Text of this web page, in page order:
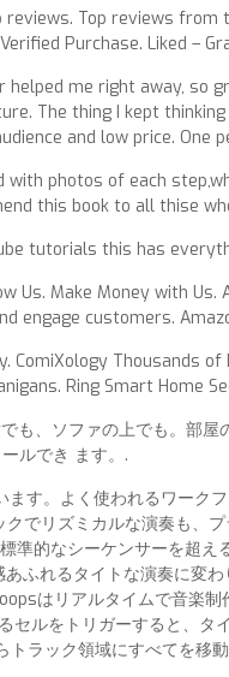
Top reviews
Purchase. Liked –
me right away,
The thing I kept
and low price. One
photos of each
this book to all thise
tutorials this has
Make Money with Us.
engage customers.
Thousands
Ring Smart Home
、ソファの上でも。部屋
ールでき ます。.
す。よく使われるワーク
でリズミカルな演奏も、
的なシーケンサーを超
ふれるタイトな演奏に変
はリアルタイムで音楽
ルをトリガーすると、
ラック領域にすべてを移